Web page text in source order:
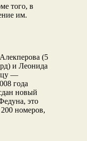
того, в
им.
(5
и Леонида
—
года
новый
это
номеров,